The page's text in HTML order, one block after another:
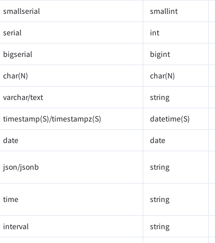
smallserial smallint
serial int
bigserial bigint
char(N) char(N)
varchar/text string
timestamp(S)/timestampz(S) datetime(S)
date date
json/jsonb string
time string
interval string